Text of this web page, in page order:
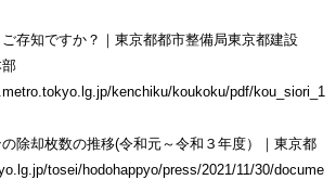
存知ですか？｜東京都都市整備局東京都建設
kenchiku/koukoku/pdf/kou_siori_1
除却枚数の推移(令和元～令和３年度）｜東京都
tosei/hodohappyo/press/2021/11/30/docume